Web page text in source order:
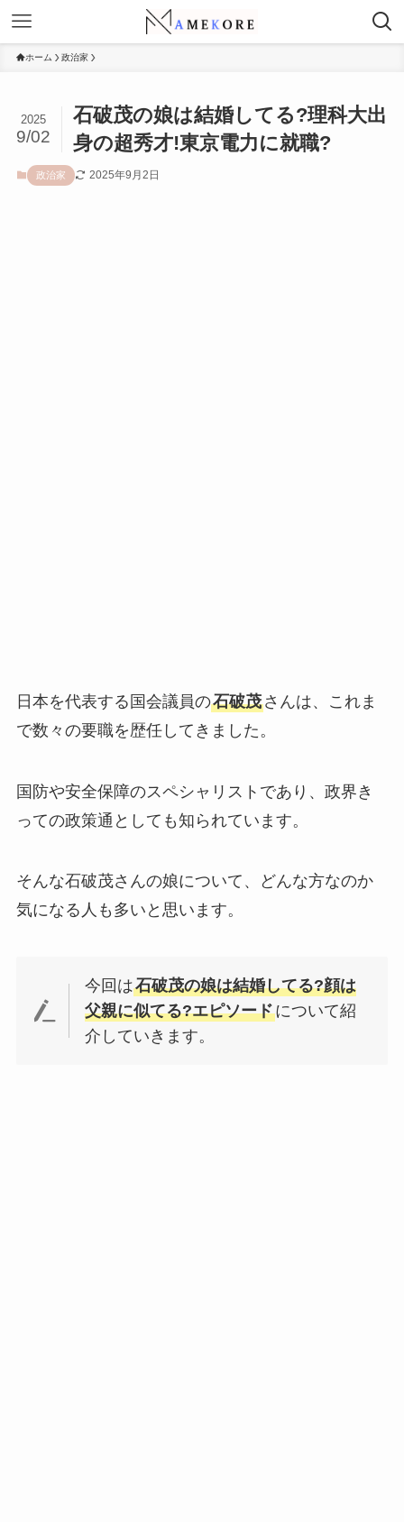
ホーム 政治家
石破茂の娘は結婚してる?理科大出
身の超秀才!東京電力に就職?
2025
9/02
政治家 2025年9月2日
日本を代表する国会議員の石破茂さんは、これま
で数々の要職を歴任してきました。
国防や安全保障のスペシャリストであり、政界き
っての政策通としても知られています。
そんな石破茂さんの娘について、どんな方なのか
気になる人も多いと思います。
今回は石破茂の娘は結婚してる?顔は
父親に似てる?エピソードについて紹
介していきます。